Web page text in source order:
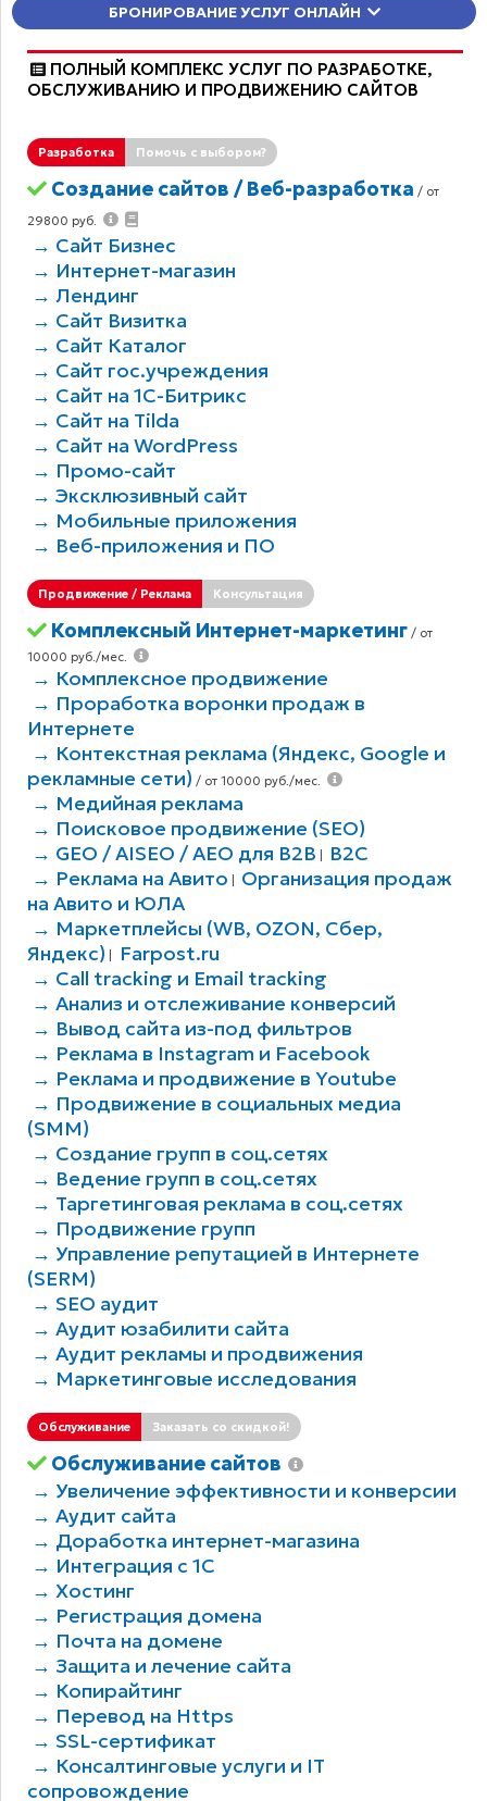
БРОНИРОВАНИЕ УСЛУГ ОНЛАЙН
ПОЛНЫЙ КОМПЛЕКС УСЛУГ ПО РАЗРАБОТКЕ,
ОБCЛУЖИВАНИЮ И ПРОДВИЖЕНИЮ САЙТОВ
Разработка Помочь с выбором?
Создание сайтов / Веб-разработка / от
29800 руб.
→ Сайт Бизнес
→ Интернет-магазин
→ Лендинг
→ Сайт Визитка
→ Сайт Каталог
→ Сайт гос.учреждения
→ Сайт на 1С-Битрикс
→ Сайт на Tilda
→ Сайт на WordPress
→ Промо-сайт
→ Эксклюзивный сайт
→ Мобильные приложения
→ Веб-приложения и ПО
Продвижение / Реклама Консультация
Комплексный Интернет-маркетинг/ от
10000 руб./мес.
→ Комплексное продвижение
→ Проработка воронки продаж в
Интернете
→ Контекстная реклама (Яндекс, Google и
рекламные сети) / от 10000 руб./мес.
→ Медийная реклама
→ Поисковое продвижение (SEO)
→ GEO / AISEO / AEO для B2В
B2C
→ Реклама на Авито
Организация продаж
на Авито и ЮЛА
→ Маркетплейсы (WB, OZON, Сбер,
Яндекс)
Farpost.ru
→ Call tracking и Email tracking
→ Анализ и отслеживание конверсий
→ Вывод сайта из-под фильтров
→ Реклама в Instagram и Facebook
→ Реклама и продвижение в Youtube
→ Продвижение в социальных медиа
(SMM)
→ Создание групп в соц.сетях
→ Ведение групп в соц.сетях
→ Таргетинговая реклама в соц.сетях
→ Продвижение групп
→ Управление репутацией в Интернете
(SERM)
→ SEO аудит
→ Аудит юзабилити сайта
→ Аудит рекламы и продвижения
→ Маркетинговые исследования
Обслуживание Заказать со скидкой!
Обслуживание сайтов
→ Увеличение эффективности и конверсии
→ Аудит сайта
→ Доработка интернет-магазина
→ Интеграция с 1С
→ Хостинг
→ Регистрация домена
→ Почта на домене
→ Защита и лечение сайта
→ Копирайтинг
→ Перевод на Https
→ SSL-сертификат
→ Консалтинговые услуги и IT
сопровождение